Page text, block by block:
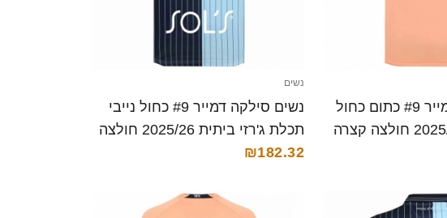
נשים סילקה דמייר #9 כתום כחול
נשים
נשים סילקה דמייר #9 כחול נייבי
תכלת ג'רזי ביתית 2025/26 חולצה
קצרה
₪182.32